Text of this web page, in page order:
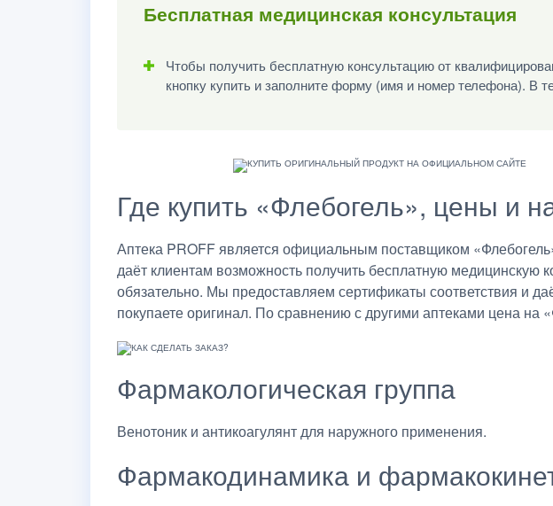
Бесплатная медицинская консультация
Чтобы получить бесплатную консультацию от
кнопку купить и заполните форму (имя и номер телефона). В
Где купить «Флебогель», цены и
Аптека PROFF является официальным поставщиком
даёт клиентам возможность получить бесплатную медицинскую
обязательно. Мы предоставляем сертификаты соответствия и
покупаете оригинал. По сравнению с другими аптеками цена на
Фармакологическая группа
Венотоник и антикоагулянт для наружного применения.
Фармакодинамика и